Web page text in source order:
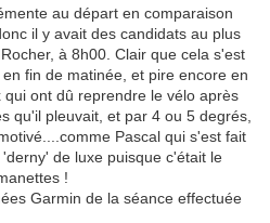
au départ en comparaison
il y avait des candidats au plus
à 8h00. Clair que cela s'est
fin de matinée, et pire encore en
ont dû reprendre le vélo après
qu'il pleuvait, et par 4 ou 5 degrés,
Pascal qui s'est fait
de luxe puisque c'était le
!
Garmin de la séance effectuée